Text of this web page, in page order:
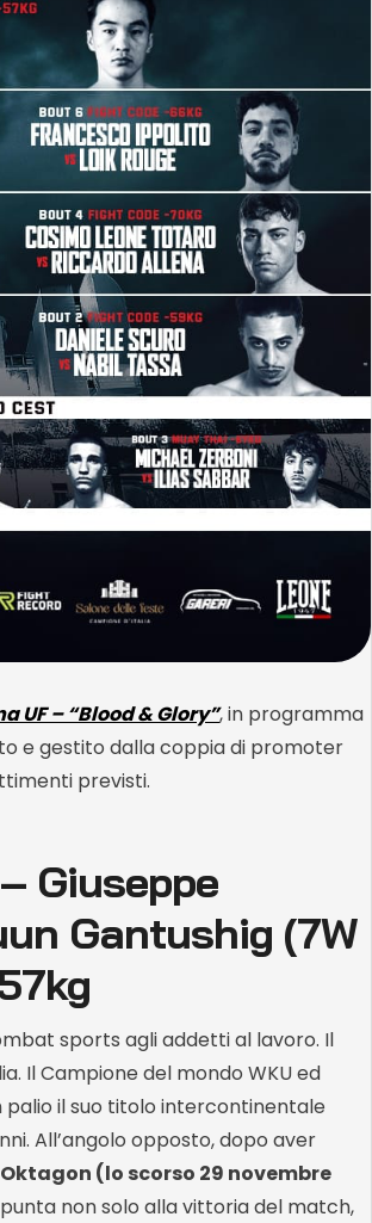
UF – “Blood & Glory”, in programma
e gestito dalla coppia di promoter
previsti.
Giuseppe
Gantushig (7W
sports agli addetti al lavoro. Il
Il Campione del mondo WKU ed
il suo titolo intercontinentale
All’angolo opposto, dopo aver
Oktagon (lo scorso 29 novembre
punta non solo alla vittoria del match,